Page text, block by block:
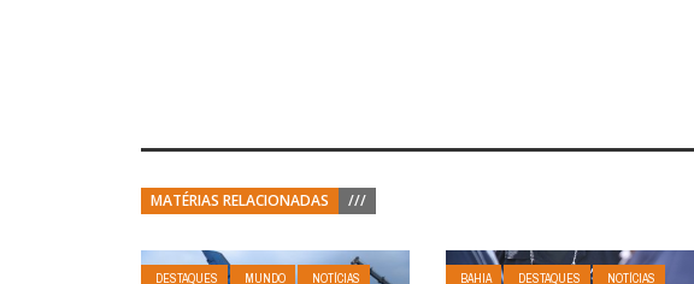
MATÉRIAS RELACIONADAS ///
DESTAQUES MUNDO
NOTÍCIAS
BAHIA DESTAQUES
NOTÍCIAS